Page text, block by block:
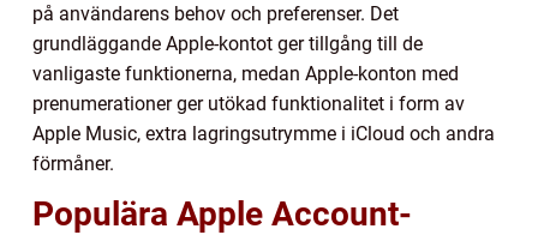
på användarens behov och preferenser. Det
grundläggande Apple-kontot ger tillgång till de
vanligaste funktionerna, medan Apple-konton med
prenumerationer ger utökad funktionalitet i form av
Apple Music, extra lagringsutrymme i iCloud och andra
förmåner.
Populära Apple Account-